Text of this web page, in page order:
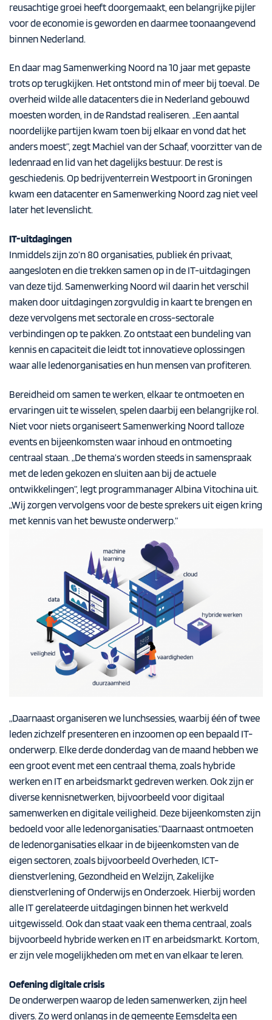
reusachtige groei heeft doorgemaakt, een belangrijke pijler
voor de economie is geworden en daarmee toonaangevend
binnen Nederland.
En daar mag Samenwerking Noord na 10 jaar met gepaste
trots op terugkijken. Het ontstond min of meer bij toeval. De
overheid wilde alle datacenters die in Nederland gebouwd
moesten worden, in de Randstad realiseren. „Een aantal
noordelijke partijen kwam toen bij elkaar en vond dat het
anders moest”, zegt Machiel van der Schaaf, voorzitter van de
ledenraad en lid van het dagelijks bestuur. De rest is
geschiedenis. Op bedrijventerrein Westpoort in Groningen
kwam een datacenter en Samenwerking Noord zag niet veel
later het levenslicht.
IT-uitdagingen
Inmiddels zijn zo’n 80 organisaties, publiek én privaat,
aangesloten en die trekken samen op in de IT-uitdagingen
van deze tijd. Samenwerking Noord wil daarin het verschil
maken door uitdagingen zorgvuldig in kaart te brengen en
deze vervolgens met sectorale en cross-sectorale
verbindingen op te pakken. Zo ontstaat een bundeling van
kennis en capaciteit die leidt tot innovatieve oplossingen
waar alle ledenorganisaties en hun mensen van profiteren.
Bereidheid om samen te werken, elkaar te ontmoeten en
ervaringen uit te wisselen, spelen daarbij een belangrijke rol.
Niet voor niets organiseert Samenwerking Noord talloze
events en bijeenkomsten waar inhoud en ontmoeting
centraal staan. „De thema’s worden steeds in samenspraak
met de leden gekozen en sluiten aan bij de actuele
ontwikkelingen”, legt programmanager Albina Vitochina uit.
„Wij zorgen vervolgens voor de beste sprekers uit eigen kring
met kennis van het bewuste onderwerp.”
„Daarnaast organiseren we lunchsessies, waarbij één of twee
leden zichzelf presenteren en inzoomen op een bepaald IT-
onderwerp. Elke derde donderdag van de maand hebben we
een groot event met een centraal thema, zoals hybride
werken en IT en arbeidsmarkt gedreven werken. Ook zijn er
diverse kennisnetwerken, bijvoorbeeld voor digitaal
samenwerken en digitale veiligheid. Deze bijeenkomsten zijn
bedoeld voor alle ledenorganisaties.”Daarnaast ontmoeten
de ledenorganisaties elkaar in de bijeenkomsten van de
eigen sectoren, zoals bijvoorbeeld Overheden, ICT-
dienstverlening, Gezondheid en Welzijn, Zakelijke
dienstverlening of Onderwijs en Onderzoek. Hierbij worden
alle IT gerelateerde uitdagingen binnen het werkveld
uitgewisseld. Ook dan staat vaak een thema centraal, zoals
bijvoorbeeld hybride werken en IT en arbeidsmarkt. Kortom,
er zijn vele mogelijkheden om met en van elkaar te leren.
Oefening digitale crisis
De onderwerpen waarop de leden samenwerken, zijn heel
divers. Zo werd onlangs in de gemeente Eemsdelta een